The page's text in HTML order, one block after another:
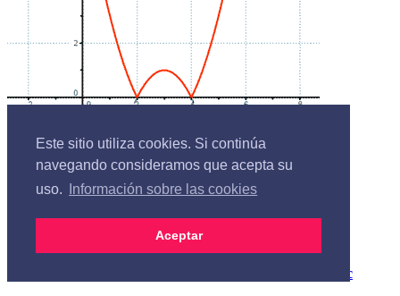
Este sitio utiliza cookies. Si continúa
navegando consideramos que acepta su
uso.
Información sobre las cookies
Aceptar
© 2012 calculo.cc | Todos los derechos
calculo@calculo.cc